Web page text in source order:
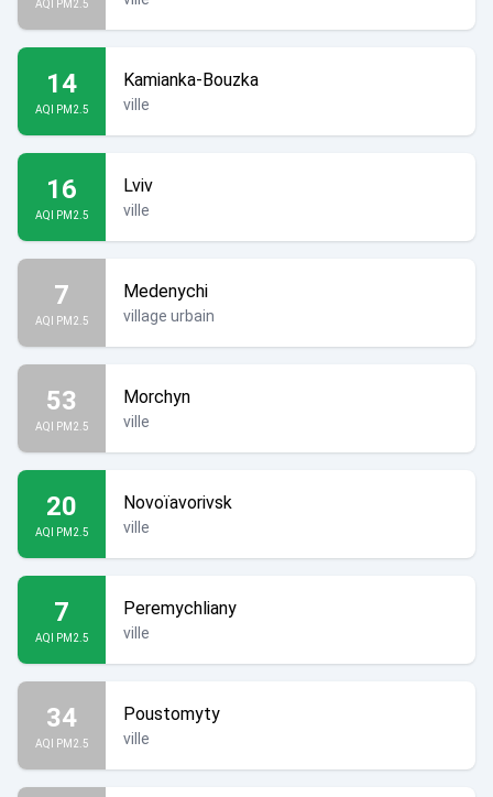
AQI PM2.5
14
AQI PM2.5
Kamianka-Bouzka
ville
16
AQI PM2.5
Lviv
ville
7
AQI PM2.5
Medenychi
village urbain
53
AQI PM2.5
Morchyn
ville
20
AQI PM2.5
Novoïavorivsk
ville
7
AQI PM2.5
Peremychliany
ville
34
AQI PM2.5
Poustomyty
ville